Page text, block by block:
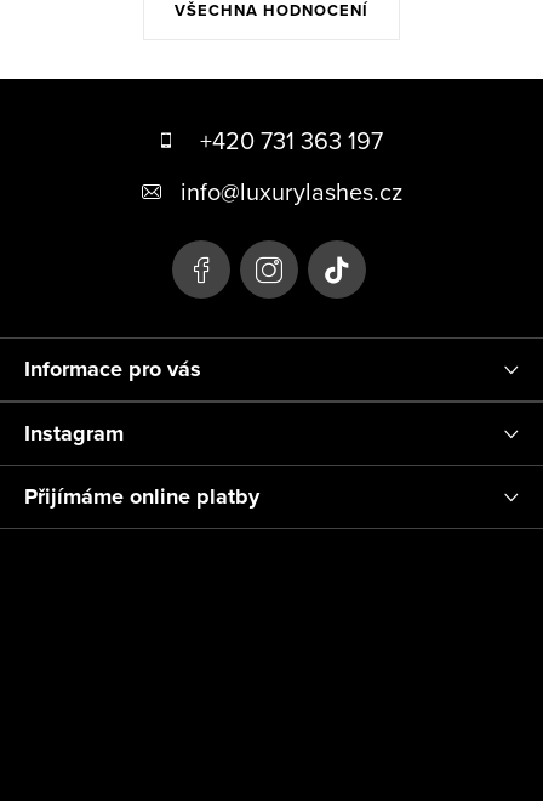
VŠECHNA HODNOCENÍ
+420 731 363 197
info@luxurylashes.cz
Informace pro vás
Instagram
Přijímáme online platby